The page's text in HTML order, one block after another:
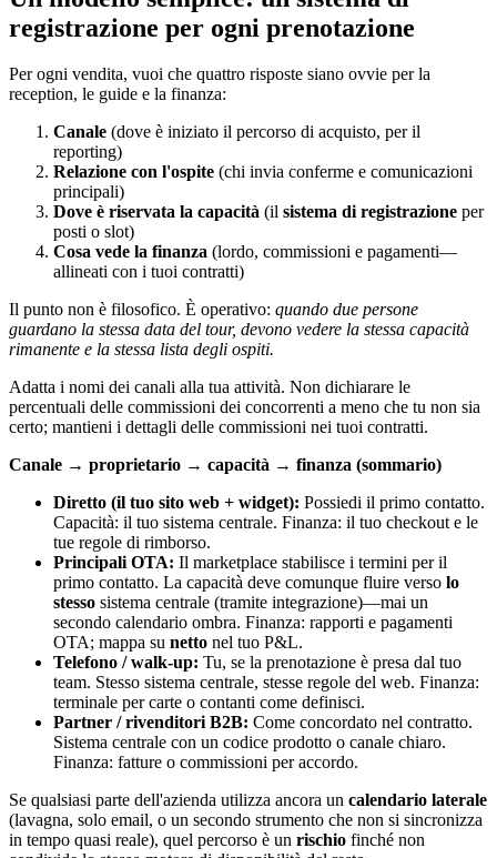
registrazione per ogni prenotazione
Per ogni vendita, vuoi che quattro risposte siano ovvie per la
reception, le guide e la finanza:
Canale (dove è iniziato il percorso di acquisto, per il
reporting)
Relazione con l'ospite (chi invia conferme e comunicazioni
principali)
Dove è riservata la capacità (il sistema di registrazione per
posti o slot)
Cosa vede la finanza (lordo, commissioni e pagamenti—
allineati con i tuoi contratti)
Il punto non è filosofico. È operativo: quando due persone
guardano la stessa data del tour, devono vedere la stessa capacità
rimanente e la stessa lista degli ospiti.
Adatta i nomi dei canali alla tua attività. Non dichiarare le
percentuali delle commissioni dei concorrenti a meno che tu non sia
certo; mantieni i dettagli delle commissioni nei tuoi contratti.
Canale → proprietario → capacità → finanza (sommario)
Diretto (il tuo sito web + widget): Possiedi il primo contatto.
Capacità: il tuo sistema centrale. Finanza: il tuo checkout e le
tue regole di rimborso.
Principali OTA: Il marketplace stabilisce i termini per il
primo contatto. La capacità deve comunque fluire verso lo
stesso sistema centrale (tramite integrazione)—mai un
secondo calendario ombra. Finanza: rapporti e pagamenti
OTA; mappa su netto nel tuo P&L.
Telefono / walk-up: Tu, se la prenotazione è presa dal tuo
team. Stesso sistema centrale, stesse regole del web. Finanza:
terminale per carte o contanti come definisci.
Partner / rivenditori B2B: Come concordato nel contratto.
Sistema centrale con un codice prodotto o canale chiaro.
Finanza: fatture o commissioni per accordo.
Se qualsiasi parte dell'azienda utilizza ancora un calendario laterale
(lavagna, solo email, o un secondo strumento che non si sincronizza
in tempo quasi reale), quel percorso è un rischio finché non